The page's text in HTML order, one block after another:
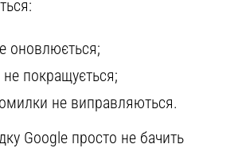
оновлюється;
не покращується;
не виправляються.
Google просто не бачить